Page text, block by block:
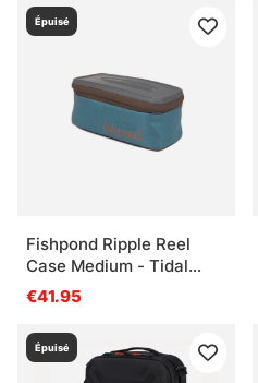
Épuisé
Fishpond Ripple Reel
Case Medium - Tidal
Blue
€41.95
Épuisé